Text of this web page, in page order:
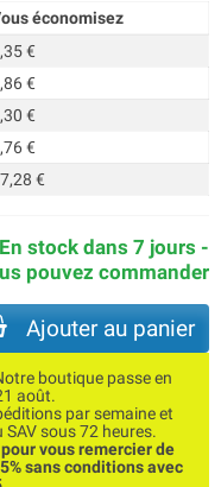
économisez
€
€
€
€
€
En stock dans 7 jours -
pouvez commander
Ajouter au panier
boutique passe en
août.
par semaine et
sous 72 heures.
vous remercier de
sans conditions avec